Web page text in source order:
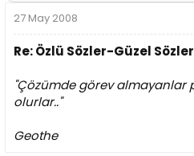
27 May 2008
Re: Özlü Sözler-Güzel Sözler
"Çözümde görev almayanlar
olurlar.."
Geothe